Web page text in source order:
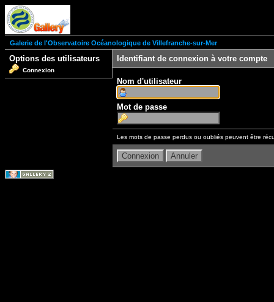
Galerie de l'Observatoire Océanologique de Villefranche-sur-Mer
Options des utilisateurs
Connexion
Identifiant de connexion à votre compte
Nom d'utilisateur
Mot de passe
Les mots de passe perdus ou oubliés peuvent être